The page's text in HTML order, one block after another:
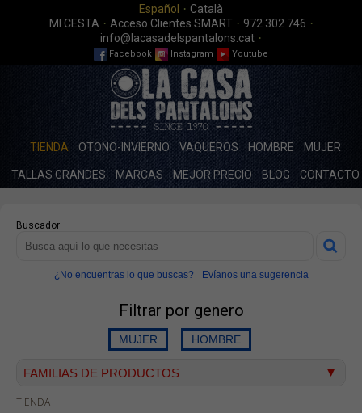
Español · Català
MI CESTA · Acceso Clientes SMART· 972 302 746 ·
info@lacasadelspantalons.cat ·
Facebook Instagram Youtube
TIENDA OTOÑO-INVIERNO VAQUEROS HOMBRE MUJER
TALLAS GRANDES MARCAS MEJOR PRECIO BLOG CONTACTO
Buscador
¿No encuentras lo que buscas? Evíanos una sugerencia
Filtrar por genero
FAMILIAS DE PRODUCTOS
Vaqueros hombre
TIENDA